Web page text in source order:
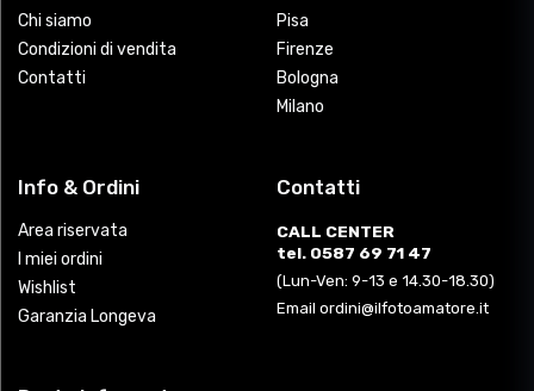
Chi siamo
Condizioni di vendita
Contatti
Pisa
Firenze
Bologna
Milano
Info & Ordini
Area riservata
I miei ordini
Wishlist
Garanzia Longeva
Contatti
CALL CENTER
tel. 0587 69 71 47
(Lun-Ven: 9-13 e 14.30-18.30)
Email ordini@ilfotoamatore.it